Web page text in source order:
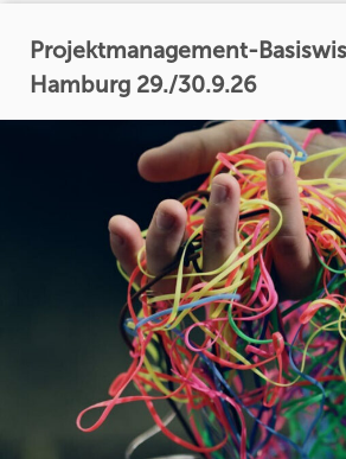
Projektmanagement-
Hamburg 29./30.9.26